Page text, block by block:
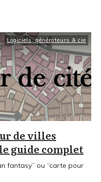
Logiciels, générateurs & cie
de villes
guide complet
fantasy” ou “carte pour